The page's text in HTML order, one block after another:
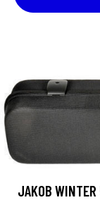
JAKOB WINTER